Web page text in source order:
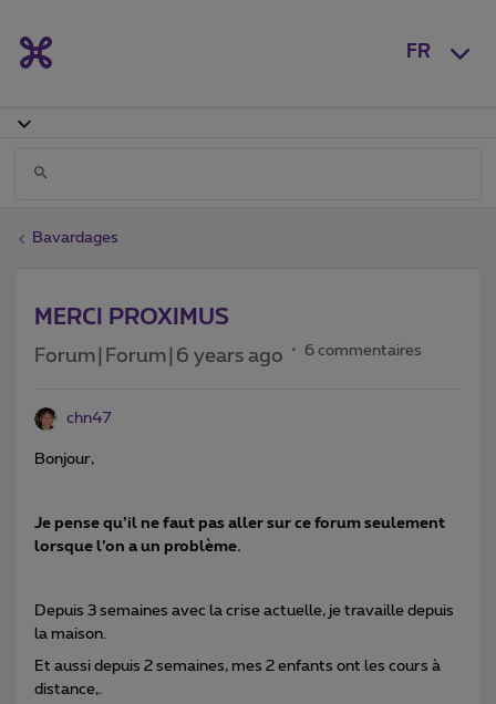
FR
Bavardages
MERCI PROXIMUS
Forum|Forum|6 years ago 6 commentaires
chn47
Bonjour,
Je pense qu’il ne faut pas aller sur ce forum seulement
lorsque l’on a un problème.
Depuis 3 semaines avec la crise actuelle, je travaille depuis
la maison.
Et aussi depuis 2 semaines, mes 2 enfants ont les cours à
distance,.